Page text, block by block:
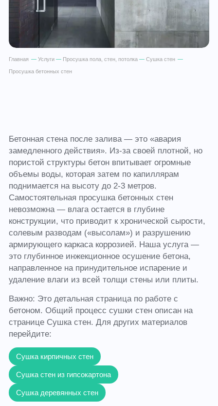
Главная — Услуги— Просушка пола, стен, потолка— Сушка стен —
Просушка бетонных стен
Бетонная стена после залива — это «авария
замедленного действия». Из-за своей плотной, но
пористой структуры бетон впитывает огромные
объемы воды, которая затем по капиллярам
поднимается на высоту до 2-3 метров.
Самостоятельная просушка бетонных стен
невозможна — влага остается в глубине
конструкции, что приводит к хронической сырости,
солевым разводам («высолам») и разрушению
армирующего каркаса коррозией. Наша услуга —
это глубинное инжекционное осушение бетона,
направленное на принудительное испарение и
удаление влаги из всей толщи стены или плиты.
Важно: Это детальная страница по работе с
бетоном. Общий процесс сушки стен описан на
странице Сушка стен. Для других материалов
перейдите:
Сушка кирпичных стен
Сушка стен из гипсокартона
Сушка деревянных стен